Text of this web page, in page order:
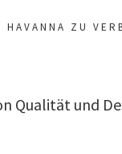
ZU
Qualität und